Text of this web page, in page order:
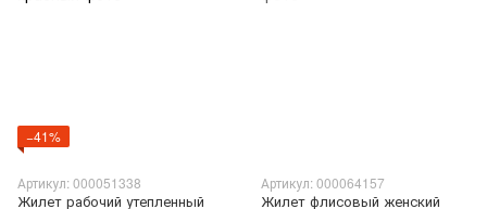
−41%
Артикул: 000051338
Жилет рабочий утепленный
Артикул: 000064157
Жилет флисовый женский